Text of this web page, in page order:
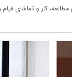
کار و تماشای فیلم